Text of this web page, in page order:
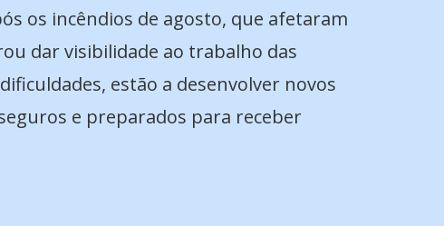
os incêndios de agosto, que afetaram
dar visibilidade ao trabalho das
estão a desenvolver novos
e preparados para receber